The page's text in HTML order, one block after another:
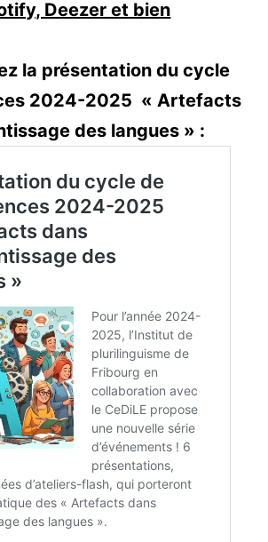
Deezer et bien
la présentation du cycle
2024-2025 « Artefacts
des langues » :